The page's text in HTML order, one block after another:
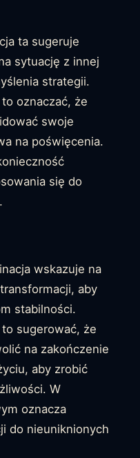
ta sugeruje
sytuację z innej
strategii.
oznaczać, że
swoje
na poświęcenia.
się do
wskazuje na
aby
stabilności.
sugerować, że
na zakończenie
aby zrobić
W
oznacza
do nieuniknionych